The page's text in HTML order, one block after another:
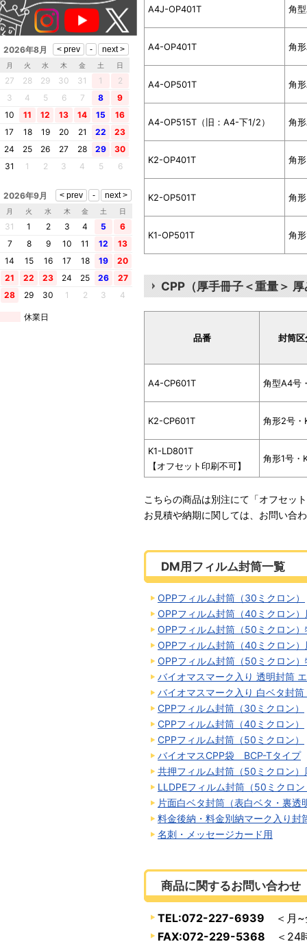
A4J-OP401T 角
A4-OP401T 角
A4-OP501T 角
A4-OP515T（旧：A4-下1/2） 角
K2-OP401T 角
K2-OP501T 角
K1-OP501T 角
CPP（厚手冊子＜重量＞
品番 封筒区
A4-CP601T 角型A4号
K2-CP601T 角形2号・
K1-LD801T
【オフセット印刷不可】
角形1号・
こちらの商品は別注にて「オフセッ
お見積や納期に関しては、お問い合
DM用フィルム封筒一覧
OPPフィルム封筒（30ミクロン）
OPPフィルム封筒（40ミクロン）
OPPフィルム封筒（50ミクロン）
OPPフィルム封筒（40ミクロン
OPPフィルム封筒（50ミクロン
バイオマスマーク入り 透明封筒
バイオマスマーク入り 白ベタ封
CPPフィルム封筒（30ミクロン）
CPPフィルム封筒（40ミクロン）
CPPフィルム封筒（50ミクロン）
バイオマスCPP袋 BCP-Tタイプ
共押フィルム封筒（50ミクロン
LLDPEフィルム封筒（50ミクロ
片面白ベタ封筒（表白ベタ・裏透
料金後納・料金別納マーク入り封
名刺・メッセージカード用
商品に関するお問い合わせ
TEL:072-227-6939 ＜月~
FAX:072-229-5368 ＜24
2026年8月
月 火 水 木 金 土 日
27 28 29 30 31 1
2
3
4 5 6 7 8
9
10
11 12 13 14 15
16
17
18 19 20 21 22
23
24
25 26 27 28 29
30
31
1 2 3 4 5 6
2026年9月
月 火 水 木 金 土 日
31 1 2 3 4 5
6
7
8 9 10 11 12
13
14
15 16 17 18 19
20
21
22 23 24 25 26
27
28
29 30 1 2 3 4
休業日